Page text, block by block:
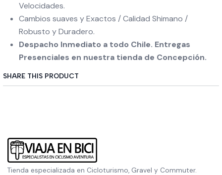
Velocidades.
Cambios suaves y Exactos / Calidad Shimano /
Robusto y Duradero.
Despacho Inmediato a todo Chile. Entregas
Presenciales en nuestra tienda de Concepción.
SHARE THIS PRODUCT
Tienda especializada en Cicloturismo, Gravel y Commuter.